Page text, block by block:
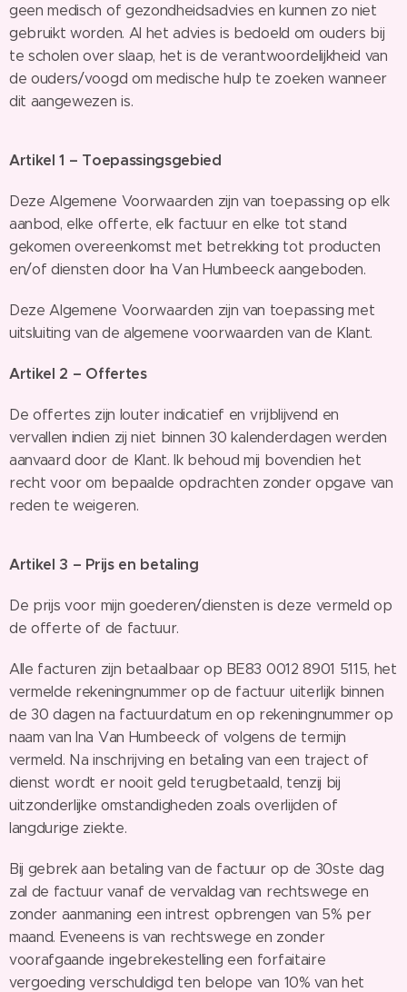
geen medisch of gezondheidsadvies en kunnen zo niet
gebruikt worden. Al het advies is bedoeld om ouders bij
te scholen over slaap, het is de verantwoordelijkheid van
de ouders/voogd om medische hulp te zoeken wanneer
dit aangewezen is.
Artikel 1 – Toepassingsgebied
Deze Algemene Voorwaarden zijn van toepassing op elk
aanbod, elke offerte, elk factuur en elke tot stand
gekomen overeenkomst met betrekking tot producten
en/of diensten door Ina Van Humbeeck aangeboden.
Deze Algemene Voorwaarden zijn van toepassing met
uitsluiting van de algemene voorwaarden van de Klant.
Artikel 2 – Offertes
De offertes zijn louter indicatief en vrijblijvend en
vervallen indien zij niet binnen 30 kalenderdagen werden
aanvaard door de Klant. Ik behoud mij bovendien het
recht voor om bepaalde opdrachten zonder opgave van
reden te weigeren.
Artikel 3 – Prijs en betaling
De prijs voor mijn goederen/diensten is deze vermeld op
de offerte of de factuur.
Alle facturen zijn betaalbaar op BE83 0012 8901 5115, het
vermelde rekeningnummer op de factuur uiterlijk binnen
de 30 dagen na factuurdatum en op rekeningnummer op
naam van Ina Van Humbeeck of volgens de termijn
vermeld. Na inschrijving en betaling van een traject of
dienst wordt er nooit geld terugbetaald, tenzij bij
uitzonderlijke omstandigheden zoals overlijden of
langdurige ziekte.
Bij gebrek aan betaling van de factuur op de 30ste dag
zal de factuur vanaf de vervaldag van rechtswege en
zonder aanmaning een intrest opbrengen van 5% per
maand. Eveneens is van rechtswege en zonder
voorafgaande ingebrekestelling een forfaitaire
vergoeding verschuldigd ten belope van 10% van het